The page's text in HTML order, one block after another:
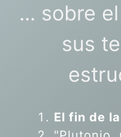
... sobre
sus
El fin de